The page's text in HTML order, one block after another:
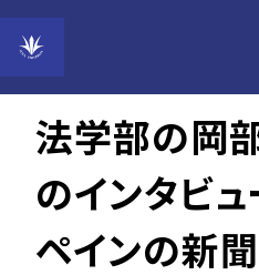
2026年04月17日
法学部の岡
のインタビ
ペインの新聞